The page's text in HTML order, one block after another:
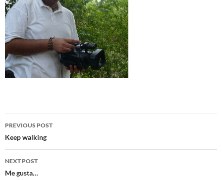
Post
navigation
PREVIOUS POST
Keep walking
NEXT POST
Me gusta…